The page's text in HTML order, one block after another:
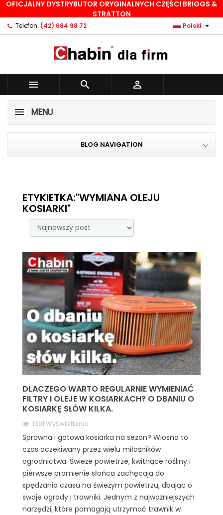
OFICJALNY DYSTRYBUTOR ORYGINALNYCH CZĘŚCI BRIGGS &
STRATTON
Telefon: (42) 684 98 72 Polski 
  
MENU
BLOG NAVIGATION
ETYKIETKA:"WYMIANA OLEJU
KOSIARKI"
DLACZEGO WARTO REGULARNIE WYMIENIAĆ
FILTRY I OLEJE W KOSIARKACH? O DBANIU O
KOSIARKĘ SŁÓW KILKA.
1301 Wyświetlenia
Sprawna i gotowa kosiarka na sezon? Wiosna to
czas oczekiwany przez wielu miłośników
ogrodnictwa. Świeże powietrze, kwitnące rośliny i
pierwsze promienie słońca zachęcają do
spędzania czasu na świeżym powietrzu, dbając o
swoje ogrody i trawniki. Jednym z najważniejszych
narzędzi, które pomagają utrzymać trawnik w
Dodaj do listy życzeń ×
Stwórz nową listę
((modalTitle)) ×
((confirmMessage))
((cancelText)) ((modalDeleteText))
Utwórz listę życzeń ×
Nazwa listy życzeń
Anuluj Utwórz listę życzeń
Zaloguj się ×
Musisz być zalogowany by zapisać produkty na
swojej liście życzeń.
Anuluj